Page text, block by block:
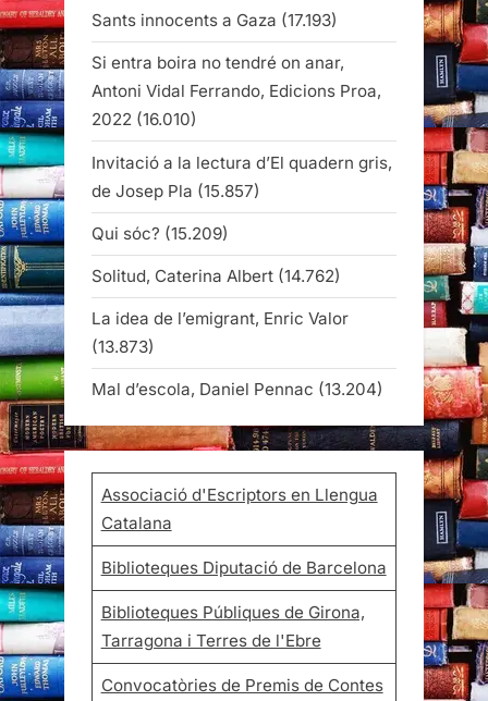
Sants innocents a Gaza (17.193)
Si entra boira no tendré on anar,
Antoni Vidal Ferrando, Edicions Proa,
2022 (16.010)
Invitació a la lectura d’El quadern gris,
de Josep Pla (15.857)
Qui sóc? (15.209)
Solitud, Caterina Albert (14.762)
La idea de l’emigrant, Enric Valor
(13.873)
Mal d’escola, Daniel Pennac (13.204)
Associació d'Escriptors en Llengua
Catalana
Biblioteques Diputació de Barcelona
Biblioteques Públiques de Girona,
Tarragona i Terres de l'Ebre
Convocatòries de Premis de Contes